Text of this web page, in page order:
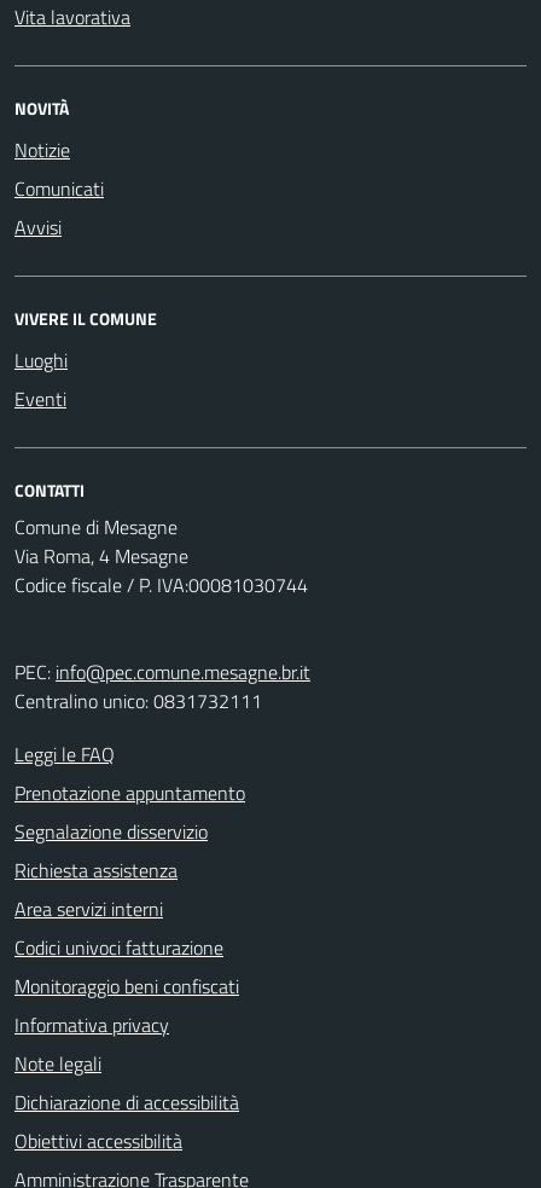
Vita lavorativa
NOVITÀ
Notizie
Comunicati
Avvisi
VIVERE IL COMUNE
Luoghi
Eventi
CONTATTI
Comune di Mesagne
Via Roma, 4 Mesagne
Codice fiscale / P. IVA:00081030744
PEC: info@pec.comune.mesagne.br.it
Centralino unico: 0831732111
Leggi le FAQ
Prenotazione appuntamento
Segnalazione disservizio
Richiesta assistenza
Area servizi interni
Codici univoci fatturazione
Monitoraggio beni confiscati
Informativa privacy
Note legali
Dichiarazione di accessibilità
Obiettivi accessibilità
Amministrazione Trasparente